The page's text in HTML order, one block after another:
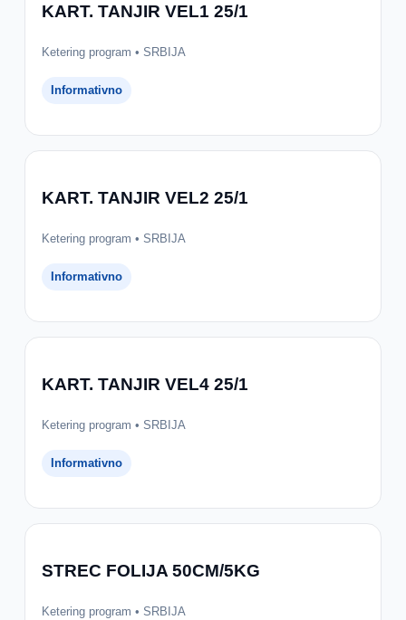
KART. TANJIR VEL1 25/1
Ketering program • SRBIJA
Informativno
KART. TANJIR VEL2 25/1
Ketering program • SRBIJA
Informativno
KART. TANJIR VEL4 25/1
Ketering program • SRBIJA
Informativno
STREC FOLIJA 50CM/5KG
Ketering program • SRBIJA